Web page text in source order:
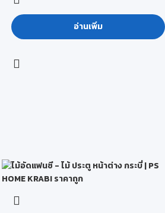
อ่านเพิ่ม